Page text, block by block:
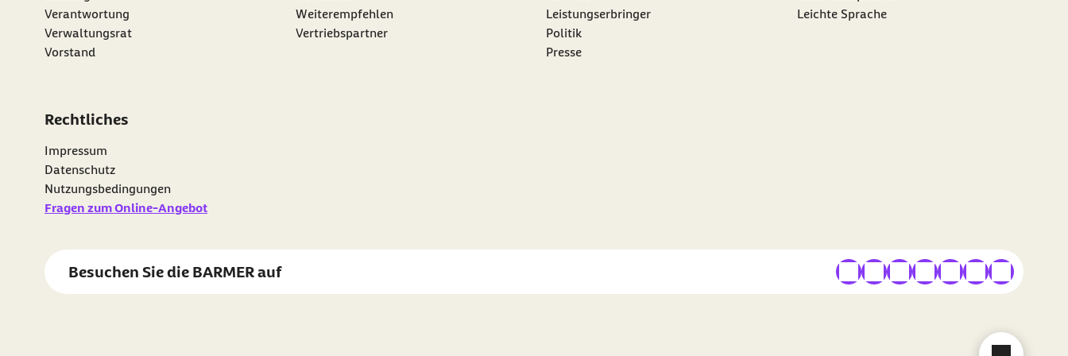
Verantwortung
Verwaltungsrat
Vorstand
externer Link:
Weiterempfehlen
Vertriebspartner
Leistungserbringer
Politik
Presse
Leichte Sprache
Rechtliches
Impressum
Datenschutz
Nutzungsbedingungen
Fragen zum Online-Angebot
Besuchen Sie die BARMERauf externer Link
externer Link
externer Link
externer Link
externer Link
externer Link
externer Link